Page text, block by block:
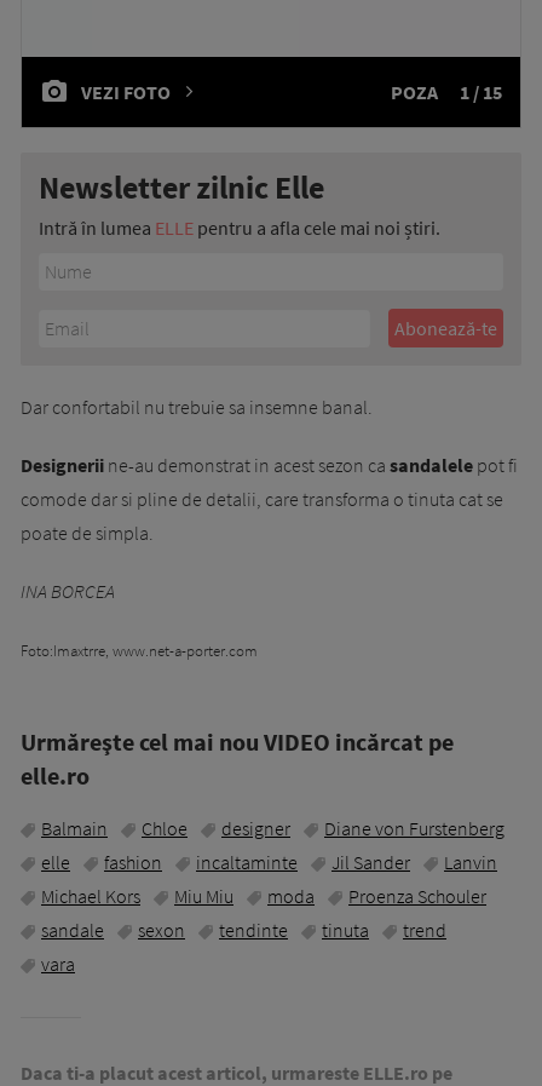
VEZI FOTO POZA 1 / 15
Newsletter zilnic Elle
Intră în lumea ELLE pentru a afla cele mai noi știri.
Dar confortabil nu trebuie sa insemne banal.
Designerii ne-au demonstrat in acest sezon ca sandalele pot fi
comode dar si pline de detalii, care transforma o tinuta cat se
poate de simpla.
INA BORCEA
Foto:Imaxtrre, www.net-a-porter.com
Urmăreşte cel mai nou VIDEO incărcat pe
elle.ro
Balmain Chloe designer
Diane von Furstenberg
elle
fashion incaltaminte Jil Sander
Lanvin
Michael Kors
Miu Miu moda
Proenza Schouler
sandale
sexon tendinte tinuta
trend
vara
Daca ti-a placut acest articol, urmareste ELLE.ro pe